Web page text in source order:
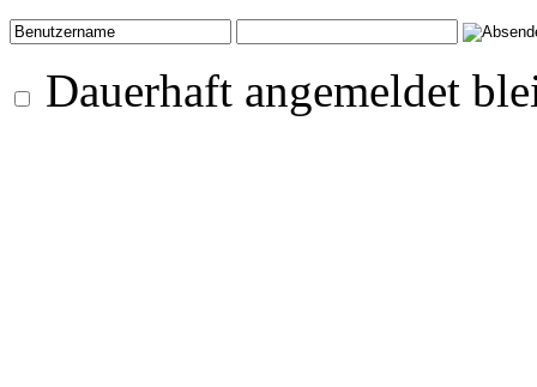
Dauerhaft angemeldet